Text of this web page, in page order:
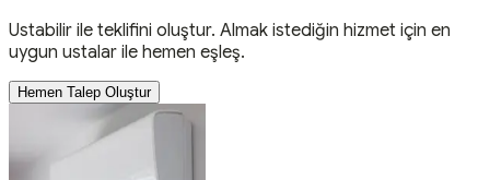
Ustabilir ile teklifini oluştur. Almak istediğin hizmet için en
uygun ustalar ile hemen eşleş.
Hemen Talep Oluştur